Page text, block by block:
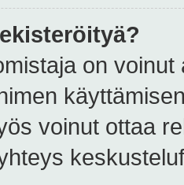
on
voinut ottaa